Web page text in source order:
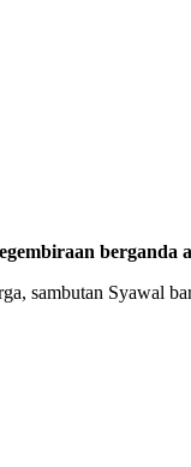
berganda
sambutan Syawal